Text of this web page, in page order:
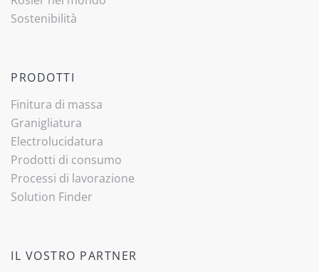
Sostenibilità
PRODOTTI
Finitura di massa
Granigliatura
Electrolucidatura
Prodotti di consumo
Processi di lavorazione
Solution Finder
IL VOSTRO PARTNER